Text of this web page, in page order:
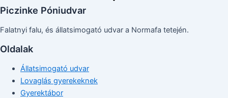
Piczinke Póniudvar
Falatnyi falu, és állatsimogató udvar a Normafa tetején.
Oldalak
Állatsimogató udvar
Lovaglás gyerekeknek
Gyerektábor